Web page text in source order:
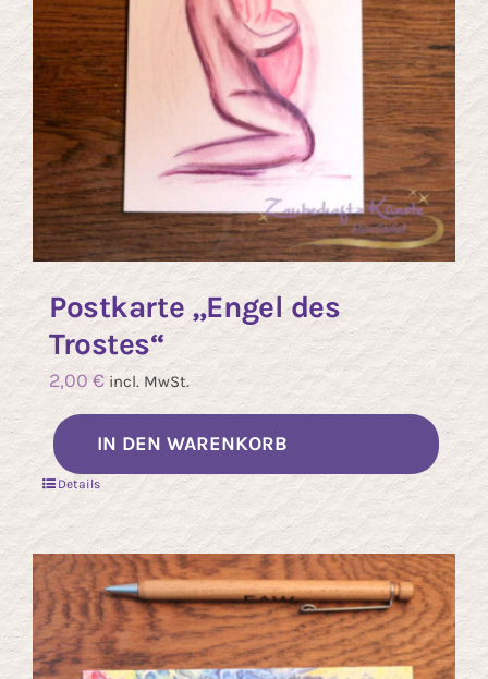
Postkarte „Engel des
Trostes“
2,00 € incl. MwSt.
IN DEN WARENKORB
Details